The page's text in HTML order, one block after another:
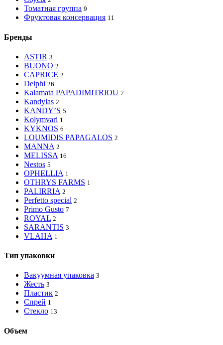
Томатная группа 9
Фруктовая консервация 11
Бренды
ASTIR 3
BUONO 2
CAPRICE 2
Delphi 26
Kalamata PAPADIMITRIOU 7
Kandylas 2
KANDY’S 5
Kolymvari 1
KYKNOS 6
LOUMIDIS PAPAGALOS 2
MANNA 2
MELISSA 16
Nestos 5
OPHELLIA 1
OTHRYS FARMS 1
PALIRRIA 2
Perfetto special 2
Primo Gusto 7
ROYAL 2
SARANTIS 3
VLAHA 1
Тип упаковки
Вакуумная упаковка 3
Жесть 3
Пластик 2
Спрей 1
Стекло 13
Объем